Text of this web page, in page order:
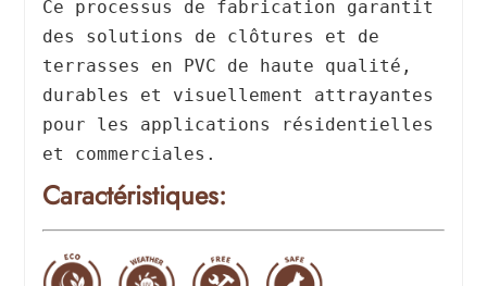
Ce processus de fabrication garantit
des solutions de clôtures et de
terrasses en PVC de haute qualité,
durables et visuellement attrayantes
pour les applications résidentielles
et commerciales.
Caractéristiques: